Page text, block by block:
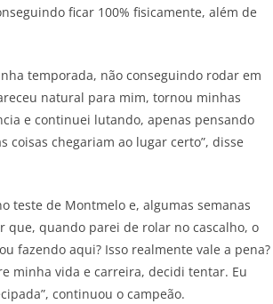
ficar 100% fisicamente, além de
temporada, não conseguindo rodar em
natural para mim, tornou minhas
e continuei lutando, apenas pensando
chegariam ao lugar certo”, disse
teste de Montmelo e, algumas semanas
quando parei de rolar no cascalho, o
fazendo aqui? Isso realmente vale a pena?
minha vida e carreira, decidi tentar. Eu
continuou o campeão.